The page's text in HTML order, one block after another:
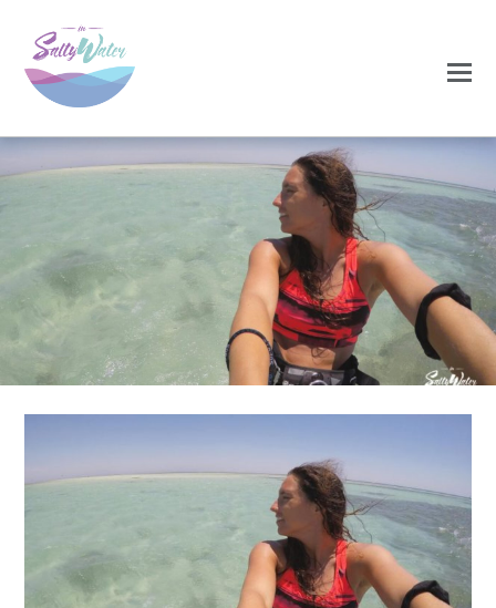
NOVEMBRO 18, 2020 0 0
sara7-768×506